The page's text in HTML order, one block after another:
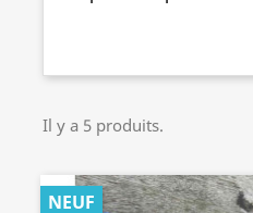
Il y a 5 produits.
NEUF